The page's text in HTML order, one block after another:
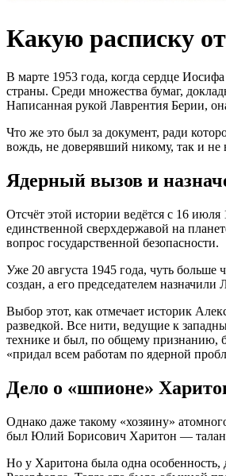
Какую расписку
В марте 1953 года, когда сердце
страны. Среди множества бумаг,
Написанная рукой Лаврентия Берии,
Что же это был за документ, ради
вождь, не доверявший никому, так и не
Ядерный вызов и
Отсчёт этой истории ведётся с 16
единственной сверхдержавой на
вопрос государственной безопасности.
Уже 20 августа 1945 года, чуть
создан, а его председателем
Выбор этот, как отмечает историк
разведкой. Все нити, ведущие к
технике и был, по общему признанию,
«придал всем работам по ядерной
Дело о «шпионе»
Однако даже такому «хозяину»
был Юлий Борисович Харитон —
Но у Харитона была одна